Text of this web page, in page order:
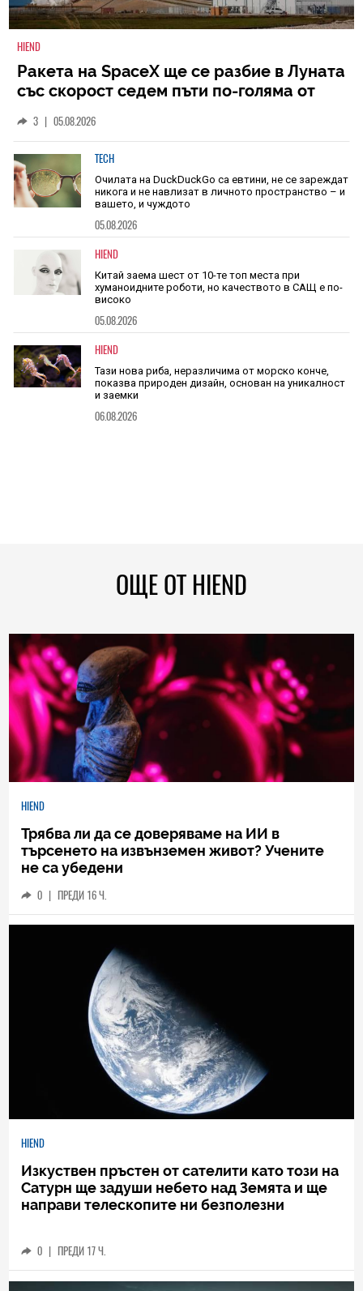
HIEND
Ракета на SpaceX ще се разбие в Луната
със скорост седем пъти по-голяма от
3 | 05.08.2026
TECH
Очилата на DuckDuckGo са евтини, не се зареждат
никога и не навлизат в личното пространство – и
вашето, и чуждото
05.08.2026
HIEND
Китай заема шест от 10-те топ места при
хуманоидните роботи, но качеството в САЩ е по-
високо
05.08.2026
HIEND
Тази нова риба, неразличима от морско конче,
показва природен дизайн, основан на уникалност
и заемки
06.08.2026
ОЩЕ ОТ HIEND
HIEND
Трябва ли да се доверяваме на ИИ в
търсенето на извънземен живот? Учените
не са убедени
0 | ПРЕДИ 16 Ч.
HIEND
Изкуствен пръстен от сателити като този на
Сатурн ще задуши небето над Земята и ще
направи телескопите ни безполезни
0 | ПРЕДИ 17 Ч.